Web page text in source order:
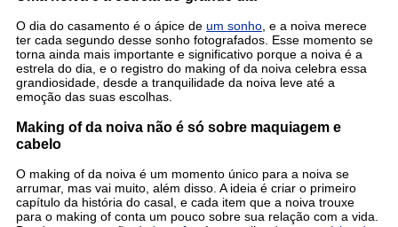
O dia do casamento é o ápice de um sonho , e a noiva merece
ter cada segundo desse sonho fotografados. Esse momento se
torna ainda mais importante e significativo porque a noiva é a
estrela do dia, e o registro do making of da noiva celebra essa
grandiosidade, desde a tranquilidade da noiva leve até a
emoção das suas escolhas.
Making of da noiva não é só sobre maquiagem e
cabelo
O making of da noiva é um momento único para a noiva se
arrumar, mas vai muito, além disso. A ideia é criar o primeiro
capítulo da história do casal, e cada item que a noiva trouxe
para o making of conta um pouco sobre sua relação com a vida.